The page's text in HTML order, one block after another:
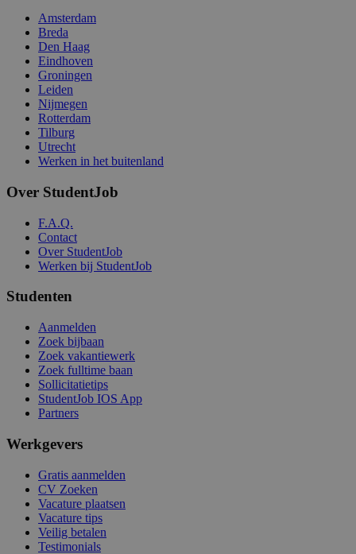
Amsterdam
Breda
Den Haag
Eindhoven
Groningen
Leiden
Nijmegen
Rotterdam
Tilburg
Utrecht
Werken in het buitenland
Over StudentJob
F.A.Q.
Contact
Over StudentJob
Werken bij StudentJob
Studenten
Aanmelden
Zoek bijbaan
Zoek vakantiewerk
Zoek fulltime baan
Sollicitatietips
StudentJob IOS App
Partners
Werkgevers
Gratis aanmelden
CV Zoeken
Vacature plaatsen
Vacature tips
Veilig betalen
Testimonials